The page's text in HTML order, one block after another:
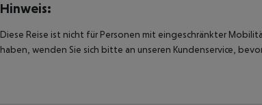
Hinweis:
Diese Reise ist nicht für Personen mit eingeschränkter
haben, wenden Sie sich bitte an unseren Kundenservice,